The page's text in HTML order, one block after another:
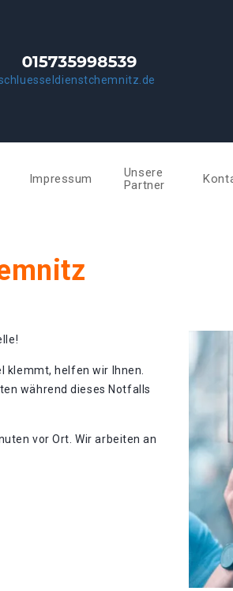
Impressum
Unsere
Partner
klemmt, helfen wir Ihnen.
während dieses Notfalls
vor Ort. Wir arbeiten an